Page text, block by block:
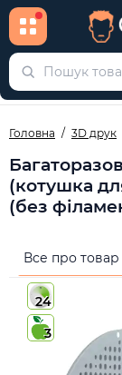
Головна 3D друк
(котушка
(без
Все про товар
24
3